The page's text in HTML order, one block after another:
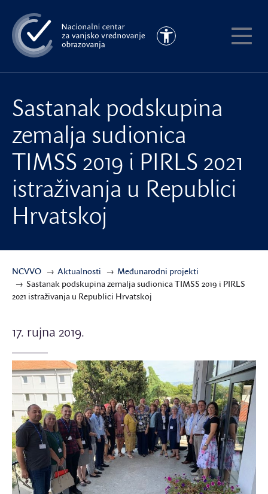
na
glavni
sadržaj
Pristupačnost
Sastanak podskupina
zemalja sudionica
TIMSS 2019 i PIRLS 2021
istraživanja u Republici
Hrvatskoj
NCVVO Aktualnosti
Međunarodni projekti
Sastanak podskupina zemalja sudionica TIMSS 2019 i PIRLS
2021 istraživanja u Republici Hrvatskoj
17. rujna 2019.